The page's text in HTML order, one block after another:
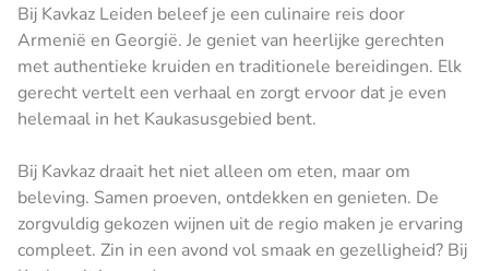
Bij Kavkaz Leiden beleef je een culinaire reis door
Armenië en Georgië. Je geniet van heerlijke gerechten
met authentieke kruiden en traditionele bereidingen. Elk
gerecht vertelt een verhaal en zorgt ervoor dat je even
helemaal in het Kaukasusgebied bent.
Bij Kavkaz draait het niet alleen om eten, maar om
beleving. Samen proeven, ontdekken en genieten. De
zorgvuldig gekozen wijnen uit de regio maken je ervaring
compleet. Zin in een avond vol smaak en gezelligheid? Bij